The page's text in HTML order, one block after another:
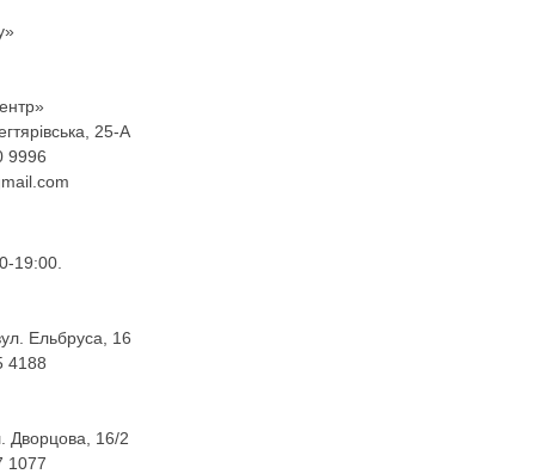
25-А
9996
19:00.
Ельбруса, 16
4188
Дворцова, 16/2
1077